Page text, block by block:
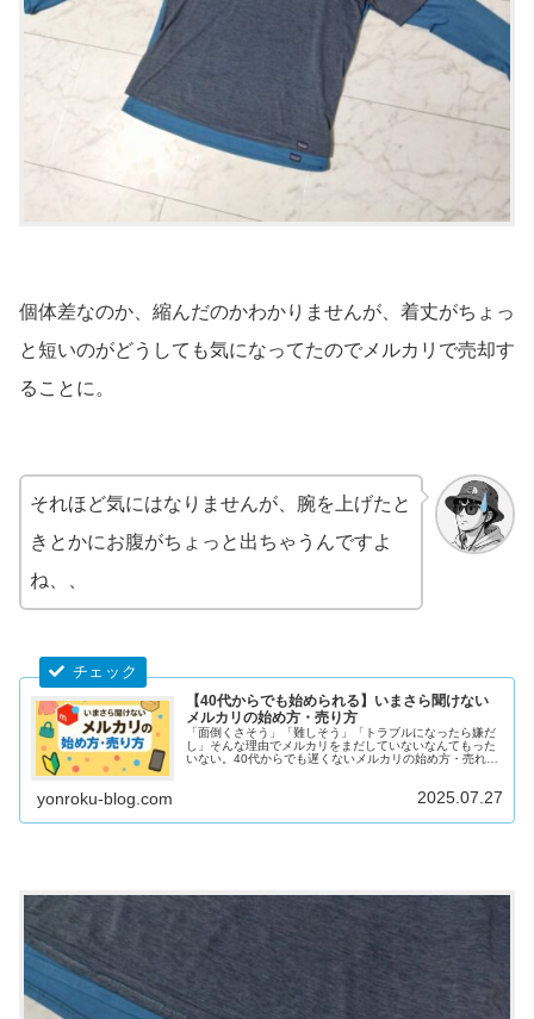
個体差なのか、縮んだのかわかりませんが、着丈がちょっ
と短いのがどうしても気になってたのでメルカリで売却す
ることに。
それほど気にはなりませんが、腕を上げたと
きとかにお腹がちょっと出ちゃうんですよ
ね、、
【40代からでも始められる】いまさら聞けない
メルカリの始め方・売り方
「面倒くさそう」「難しそう」「トラブルになったら嫌だ
し」そんな理由でメルカリをまだしていないなんてもった
いない。40代からでも遅くないメルカリの始め方・売れる
yonroku-blog.com 2025.07.27